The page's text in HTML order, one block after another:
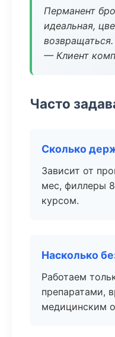
Перманент
идеальная,
возвращаться.
— Клиент
Часто
Сколько
Зависит от
мес, филлеры
курсом.
Насколько
Работаем
препаратами,
медицинским